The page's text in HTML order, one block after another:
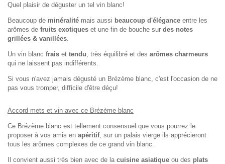
Quel plaisir de déguster un tel vin blanc!
Beaucoup de minéralité mais aussi beaucoup d'élégance entre les
arômes de fruits exotiques et une fin de bouche sur des notes
grillées & vanillées
Un vin blanc frais et tendu , très équilibré et des arômes charmeurs
qui ne laissent pas indifférents.
Si vous n'avez jamais dégusté un Brézème blanc, c'est l'occasion de ne
pas vous tromper, difficile d'être déçu!
Accord mets et vin avec ce Brézème blanc
Ce Brézème blanc est tellement consensuel que vous pourrez le
proposer à vos amis en apéritif, sur un palais vierge ils apprécieront
tous les arômes complexes de ce grand vin blanc.
Il convient aussi très bien avec de la cuisine asiatique ou des plats